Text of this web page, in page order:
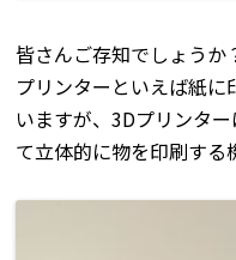
皆さんご存知でしょうか
プリンターといえば紙
いますが、3Dプリンタ
て立体的に物を印刷する